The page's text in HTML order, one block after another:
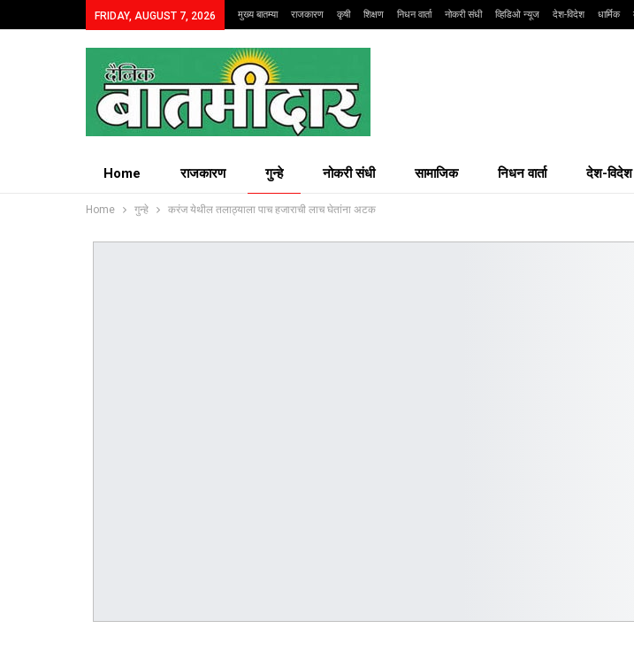
FRIDAY, AUGUST 7, 2026 मुख्य बातम्या राजकारण कृषी शिक्षण निधन वार्ता नोकरी संधी व्हिडिओ न्यूज देश-विदेश धार्मिक
Home राजकारण गुन्हे नोकरी संधी सामाजिक निधन वार्ता देश-विदेश
Home गुन्हे करंज येथील तलाठ्याला पाच हजाराची लाच घेतांना अटक